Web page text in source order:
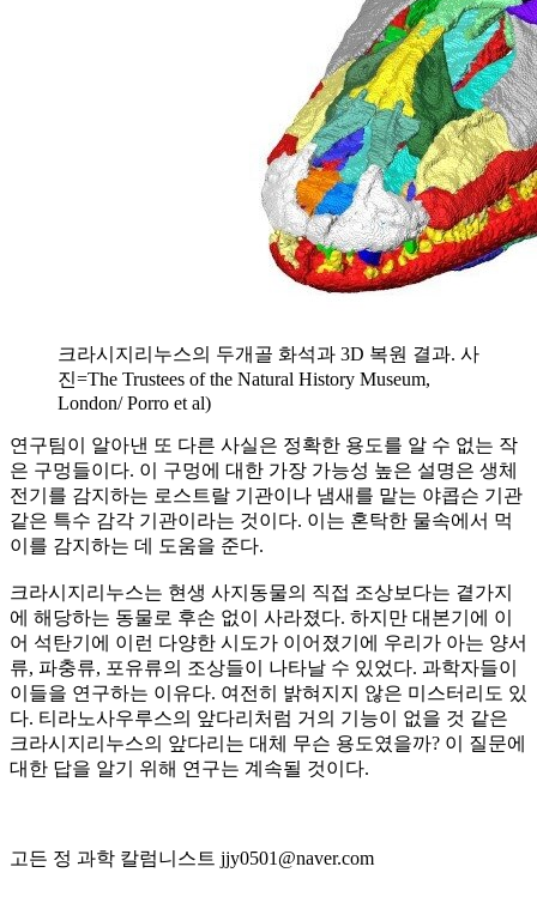
크라시지리누스의 두개골 화석과 3D 복원 결과. 사
진=The Trustees of the Natural History Museum,
London/ Porro et al)
연구팀이 알아낸 또 다른 사실은 정확한 용도를 알 수 없는 작
은 구멍들이다. 이 구멍에 대한 가장 가능성 높은 설명은 생체
전기를 감지하는 로스트랄 기관이나 냄새를 맡는 야콥슨 기관
같은 특수 감각 기관이라는 것이다. 이는 혼탁한 물속에서 먹
이를 감지하는 데 도움을 준다.
크라시지리누스는 현생 사지동물의 직접 조상보다는 곁가지
에 해당하는 동물로 후손 없이 사라졌다. 하지만 대본기에 이
어 석탄기에 이런 다양한 시도가 이어졌기에 우리가 아는 양서
류, 파충류, 포유류의 조상들이 나타날 수 있었다. 과학자들이
이들을 연구하는 이유다. 여전히 밝혀지지 않은 미스터리도 있
다. 티라노사우루스의 앞다리처럼 거의 기능이 없을 것 같은
크라시지리누스의 앞다리는 대체 무슨 용도였을까? 이 질문에
대한 답을 알기 위해 연구는 계속될 것이다.
고든 정 과학 칼럼니스트 jjy0501@naver.com